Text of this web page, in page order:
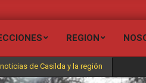
nuestras secciones y entérate de
REGION
de Casilda y la región